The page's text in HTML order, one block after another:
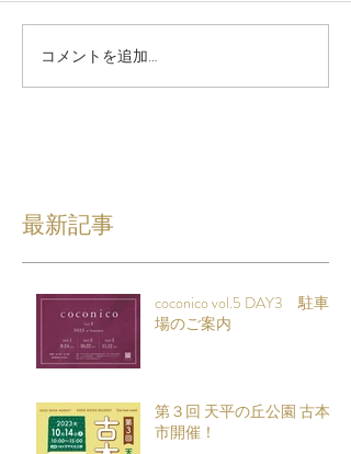
コメントを追加…
最新記事
coconico vol.5 DAY3 駐車
場のご案内
第３回 天平の丘公園 古本
市開催！